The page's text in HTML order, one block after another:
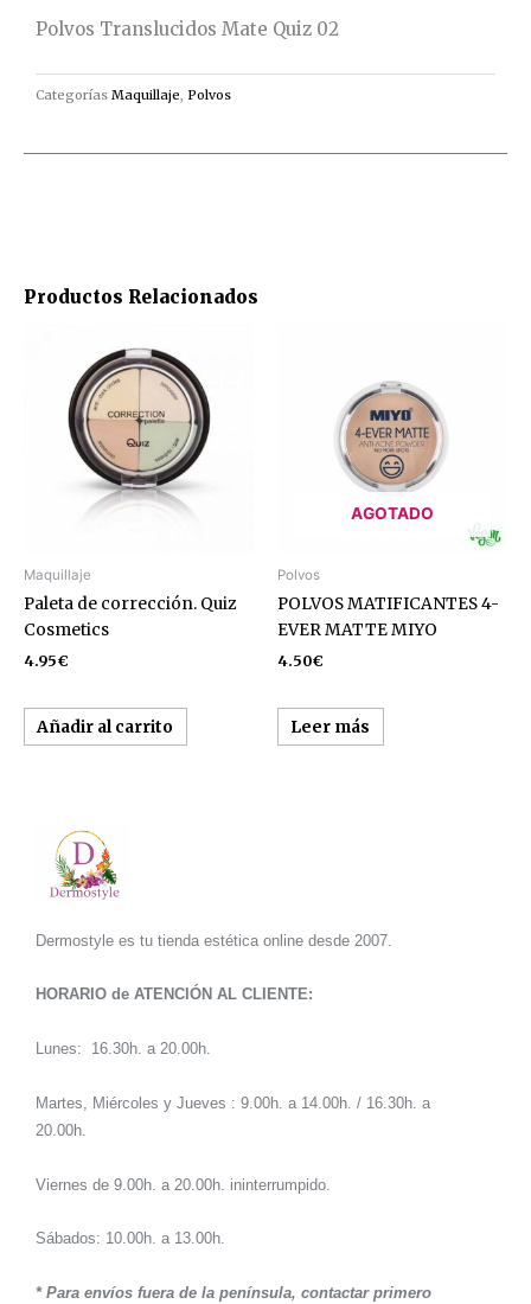
Productos Relacionados
Maquillaje
Paleta de corrección. Quiz
Cosmetics
4.95€
Añadir al carrito
AGOTADO
Polvos
POLVOS MATIFICANTES 4-
EVER MATTE MIYO
4.50€
Leer más
Polvos Translucidos Mate Quiz 02
Categorías Maquillaje, Polvos
Dermostyle es tu tienda estética online desde 2007.
HORARIO de ATENCIÓN AL CLIENTE:
Lunes: 16.30h. a 20.00h.
Martes, Miércoles y Jueves : 9.00h. a 14.00h. / 16.30h. a
20.00h.
Viernes de 9.00h. a 20.00h. ininterrumpido.
Sábados: 10.00h. a 13.00h.
* Para envíos fuera de la península, contactar primero